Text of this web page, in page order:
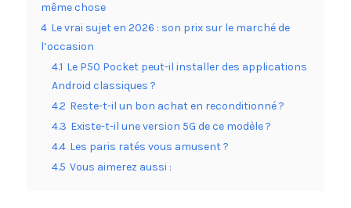
même chose
4 Le vrai sujet en 2026 : son prix sur le marché de
l’occasion
4.1 Le P50 Pocket peut-il installer des applications
Android classiques ?
4.2 Reste-t-il un bon achat en reconditionné ?
4.3 Existe-t-il une version 5G de ce modèle ?
4.4 Les paris ratés vous amusent ?
4.5 Vous aimerez aussi :